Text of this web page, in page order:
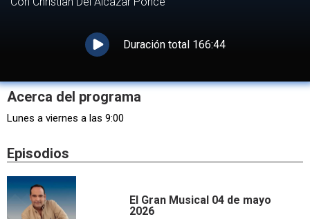
Duración total 166:44
Episodios
El Gran Musical 04 de mayo
2026
Acerca del programa
Lunes a viernes a las 9:00